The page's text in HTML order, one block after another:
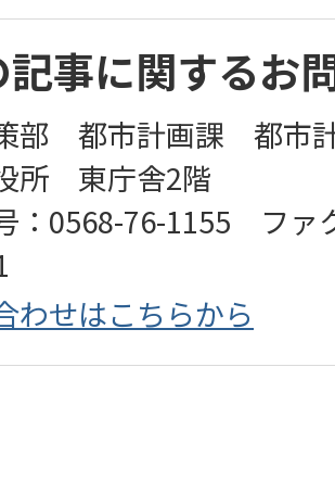
記事に関するお
部 都市計画課 都市
所 東庁舎2階
：0568-76-1155 ファ
わせはこちらから